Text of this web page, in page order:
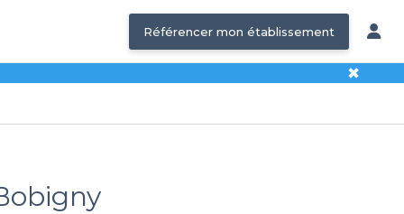
Référencer mon établissement
✖